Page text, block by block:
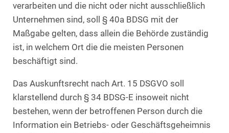
verarbeiten und die nicht oder nicht ausschließlich
Unternehmen sind, soll § 40a BDSG mit der
Maßgabe gelten, dass allein die Behörde zuständig
ist, in welchem Ort die die meisten Personen
beschäftigt sind.
Das Auskunftsrecht nach Art. 15 DSGVO soll
klarstellend durch § 34 BDSG-E insoweit nicht
bestehen, wenn der betroffenen Person durch die
Information ein Betriebs- oder Geschäftsgeheimnis